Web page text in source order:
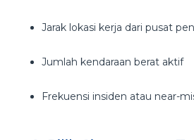
Jarak lokasi kerja dari pusat
Jumlah kendaraan berat aktif
Frekuensi insiden atau near-